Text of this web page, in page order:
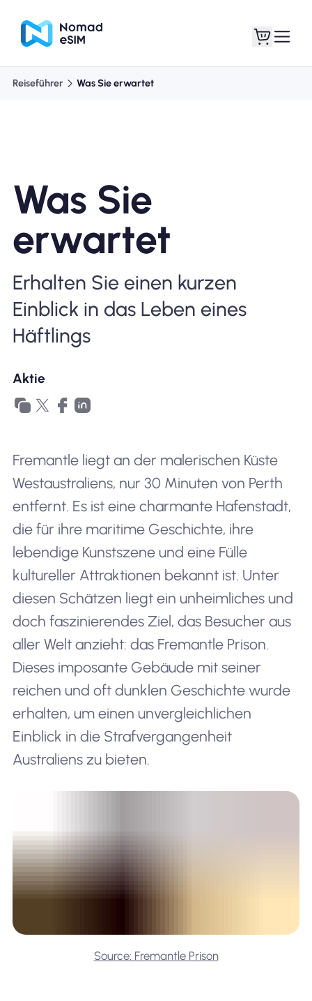
Shop-Tarife
Über eSIM
Warum Nomad eSIM
Verwendung einer eSIM
Für das Geschäft
Reiseführer Was Sie erwartet
Was Sie
erwartet
Erhalten Sie einen kurzen
Einblick in das Leben eines
Häftlings
Aktie
Fremantle liegt an der malerischen Küste
Westaustraliens, nur 30 Minuten von Perth
entfernt. Es ist eine charmante Hafenstadt,
die für ihre maritime Geschichte, ihre
lebendige Kunstszene und eine Fülle
kultureller Attraktionen bekannt ist. Unter
diesen Schätzen liegt ein unheimliches und
doch faszinierendes Ziel, das Besucher aus
aller Welt anzieht: das Fremantle Prison.
Dieses imposante Gebäude mit seiner
reichen und oft dunklen Geschichte wurde
erhalten, um einen unvergleichlichen
Einblick in die Strafvergangenheit
Australiens zu bieten.
Source: Fremantle Prison